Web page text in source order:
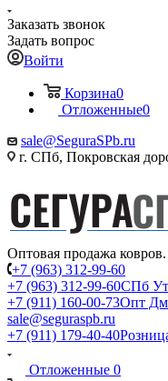
Заказать звонок
Задать вопрос
Войти
Корзина0
Отложенные0
sale@SeguraSPb.ru
г. СПб, Покровская
Оптовая продажа
+7 (963) 312-99-60
+7 (963) 312-99-60СПб
+7 (911) 160-00-73Опт
sale@seguraspb.ru
+7 (911) 179-40-40
Отложенные 0